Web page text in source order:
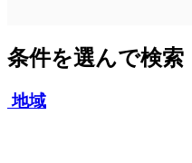
条件を選んで検索
地域